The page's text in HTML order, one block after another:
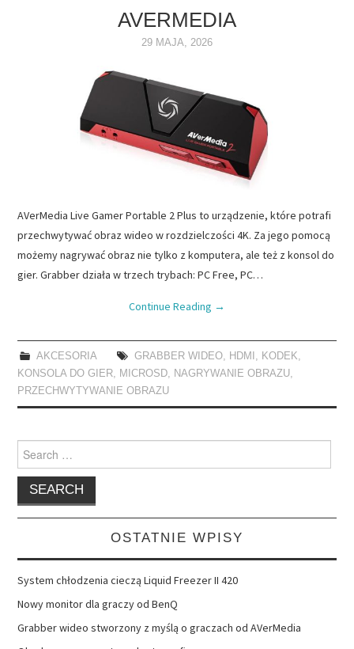
OPROGRAMOWANIEAVERMEDIA
29 MAJA, 2026
AVerMedia Live Gamer Portable 2 Plus to urządzenie, które potrafi
przechwytywać obraz wideo w rozdzielczości 4K. Za jego pomocą
możemy nagrywać obraz nie tylko z komputera, ale też z konsol do
gier. Grabber działa w trzech trybach: PC Free, PC…
Continue Reading →
AKCESORIA GRABBER WIDEO, HDMI , KODEK,
KONSOLA DO GIER, MICROSD, NAGRYWANIE OBRAZU,
PRZECHWYTYWANIE OBRAZU
Search
for:
OSTATNIE WPISY
System chłodzenia cieczą Liquid Freezer II 420
Nowy monitor dla graczy od BenQ
Grabber wideo stworzony z myślą o graczach od AVerMedia